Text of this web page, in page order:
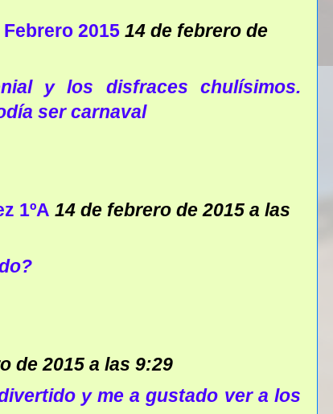
2015 14 de febrero de
y los disfraces chulísimos.
ser carnaval
1ºA 14 de febrero de 2015 a las
de 2015 a las 9:29
y me a gustado ver a los